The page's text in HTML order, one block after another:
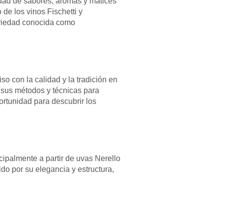
de los vinos Fischetti y
conocida como
con la calidad y la tradición en
métodos y técnicas para
para descubrir los
a partir de uvas Nerello
por su elegancia y estructura,